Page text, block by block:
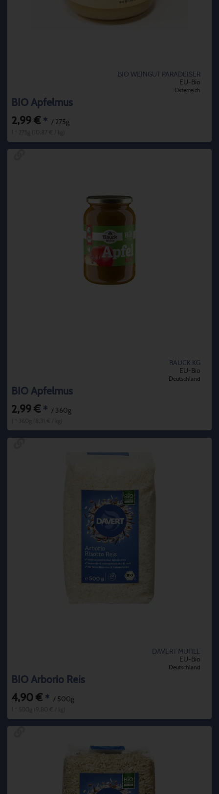
BIO WEINGUT PARADEISER
EU-Bio
Österreich
BIO Apfelmus
2,99 € * / 275g
BAUCK KG
EU-Bio
Deutschland
BIO Apfelmus
2,99 € * / 360g
DAVERT MÜHLE
EU-Bio
Deutschland
BIO Arborio Reis
4,90 € * / 500g